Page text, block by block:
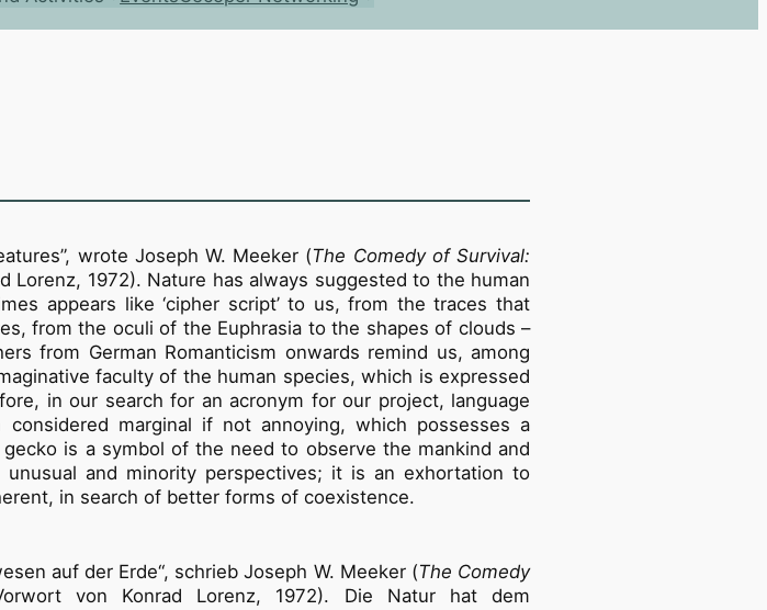
wrote Joseph W. Meeker (The Comedy of Survival:
Lorenz, 1972). Nature has always suggested to the human
appears like ‘cipher script’ to us, from the traces that
from the oculi of the Euphrasia to the shapes of clouds –
from German Romanticism onwards remind us, among
faculty of the human species, which is expressed
in our search for an acronym for our project, language
marginal if not annoying, which possesses a
is a symbol of the need to observe the mankind and
and minority perspectives; it is an exhortation to
in search of better forms of coexistence.
auf der Erde“, schrieb Joseph W. Meeker (The Comedy
von Konrad Lorenz, 1972). Die Natur hat dem